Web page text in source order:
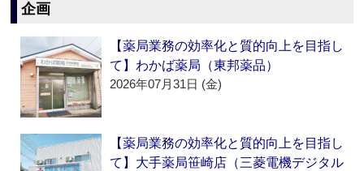
企画
【薬局業務の効率化と質的向上を目指し
て】わかば薬局（東邦薬品）
2026年07月31日 (金)
【薬局業務の効率化と質的向上を目指し
て】大手薬局笹崎店（三菱電機デジタル